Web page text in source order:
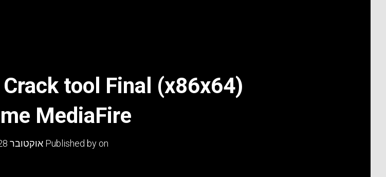
tool Final (x86x64)
MediaFire
Published by on אוקטובר 28, 2025